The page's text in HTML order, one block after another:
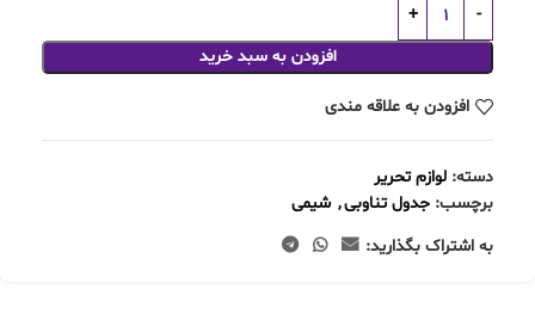
افزودن به سبد خرید
افزودن به علاقه مندی
دسته: لوازم تحریر
برچسب: جدول تناوبی, شیمی
به اشتراک بگذارید: